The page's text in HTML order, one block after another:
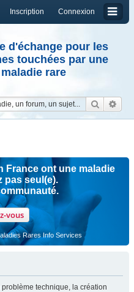
Connexion
Inscription
d'échange pour les
touchées par une
maladie rare
France ont une maladie
pas seul(e).
vous
Rares Info Services
technique, la création